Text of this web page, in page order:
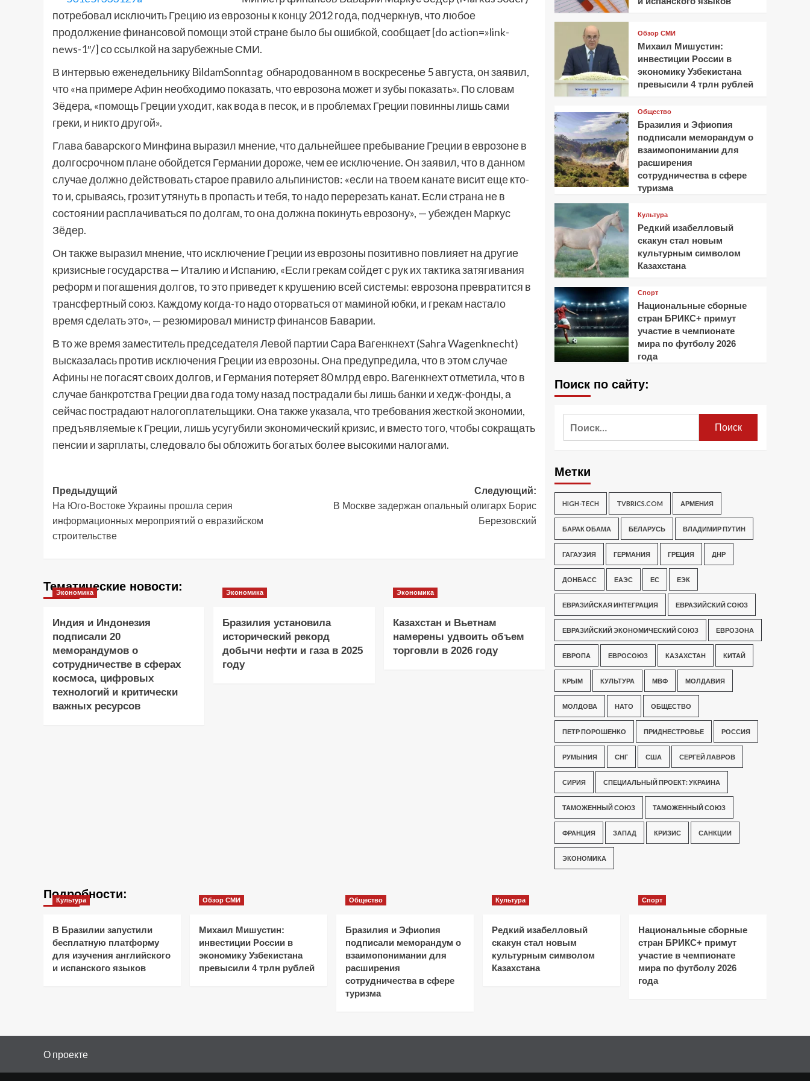
потребовал исключить Грецию из еврозоны к концу 2012 года, подчеркнув, что любое
продолжение финансовой помощи этой стране было бы ошибкой, сообщает [do action=»link-
news-1″/] со ссылкой на зарубежные СМИ.
В интервью еженедельнику BildamSonntag обнародованном в воскресенье 5 августа, он заявил,
что «на примере Афин необходимо показать, что еврозона может и зубы показать». По словам
Зёдера, «помощь Греции уходит, как вода в песок, и в проблемах Греции повинны лишь сами
греки, и никто другой».
Глава баварского Минфина выразил мнение, что дальнейшее пребывание Греции в еврозоне в
долгосрочном плане обойдется Германии дороже, чем ее исключение. Он заявил, что в данном
случае должно действовать старое правило альпинистов: «если на твоем канате висит еще кто-
то и, срываясь, грозит утянуть в пропасть и тебя, то надо перерезать канат. Если страна не в
состоянии расплачиваться по долгам, то она должна покинуть еврозону», — убежден Маркус
Зёдер.
Он также выразил мнение, что исключение Греции из еврозоны позитивно повлияет на другие
кризисные государства — Италию и Испанию, «Если грекам сойдет с рук их тактика затягивания
реформ и погашения долгов, то это приведет к крушению всей системы: еврозона превратится в
трансфертный союз. Каждому когда-то надо оторваться от маминой юбки, и грекам настало
время сделать это», — резюмировал министр финансов Баварии.
В то же время заместитель председателя Левой партии Сара Вагенкнехт (Sahra Wagenknecht)
высказалась против исключения Греции из еврозоны. Она предупредила, что в этом случае
Афины не погасят своих долгов, и Германия потеряет 80 млрд евро. Вагенкнехт отметила, что в
случае банкротства Греции два года тому назад пострадали бы лишь банки и хедж-фонды, а
сейчас пострадают налогоплательщики. Она также указала, что требования жесткой экономии,
предъявляемые к Греции, лишь усугубили экономический кризис, и вместо того, чтобы сокращать
пенсии и зарплаты, следовало бы обложить богатых более высокими налогами.
Навигация
записи
Предыдущий
На Юго-Востоке Украины прошла серия
информационных мероприятий о евразийском
строительстве
Следующий:
В Москве задержан опальный олигарх Борис
Березовский
Тематические новости:
Экономика
Индия и Индонезия
подписали 20
меморандумов о
сотрудничестве в сферах
космоса, цифровых
технологий и критически
важных ресурсов
Экономика
Бразилия установила
исторический рекорд
добычи нефти и газа в 2025
году
Экономика
Казахстан и Вьетнам
намерены удвоить объем
торговли в 2026 году
Обзор СМИ
Михаил Мишустин:
инвестиции России в
экономику Узбекистана
превысили 4 трлн рублей
Общество
Бразилия и Эфиопия
подписали меморандум о
взаимопонимании для
расширения
сотрудничества в сфере
туризма
Культура
Редкий изабелловый
скакун стал новым
культурным символом
Казахстана
Спорт
Национальные сборные
стран БРИКС+ примут
участие в чемпионате
мира по футболу 2026
года
Поиск по сайту:
Метки
HIGH-TECH TVBRICS.COM АРМЕНИЯ
БАРАК ОБАМА БЕЛАРУСЬ ВЛАДИМИР ПУТИН
ГАГАУЗИЯ ГЕРМАНИЯ ГРЕЦИЯ ДНР
ДОНБАСС ЕАЭС ЕС ЕЭК
ЕВРАЗИЙСКАЯ ИНТЕГРАЦИЯ ЕВРАЗИЙСКИЙ СОЮЗ
ЕВРАЗИЙСКИЙ ЭКОНОМИЧЕСКИЙ СОЮЗ ЕВРОЗОНА
ЕВРОПА ЕВРОСОЮЗ КАЗАХСТАН КИТАЙ
КРЫМ КУЛЬТУРА МВФ МОЛДАВИЯ
МОЛДОВА НАТО ОБЩЕСТВО
ПЕТР ПОРОШЕНКО ПРИДНЕСТРОВЬЕ РОССИЯ
РУМЫНИЯ СНГ США СЕРГЕЙ ЛАВРОВ
СИРИЯ СПЕЦИАЛЬНЫЙ ПРОЕКТ: УКРАИНА
ТАМОЖЕННЫЙ СОЮЗ ТАМОЖЕННЫЙ СОЮЗ
ФРАНЦИЯ ЗАПАД КРИЗИС САНКЦИИ
ЭКОНОМИКА
Подробности:
Культура
В Бразилии запустили
бесплатную платформу
для изучения английского
и испанского языков
Обзор СМИ
Михаил Мишустин:
инвестиции России в
экономику Узбекистана
превысили 4 трлн рублей
Общество
Бразилия и Эфиопия
подписали меморандум о
взаимопонимании для
расширения
сотрудничества в сфере
туризма
Культура
Редкий изабелловый
скакун стал новым
культурным символом
Казахстана
Спорт
Национальные сборные
стран БРИКС+ примут
участие в чемпионате
мира по футболу 2026
года
О проекте